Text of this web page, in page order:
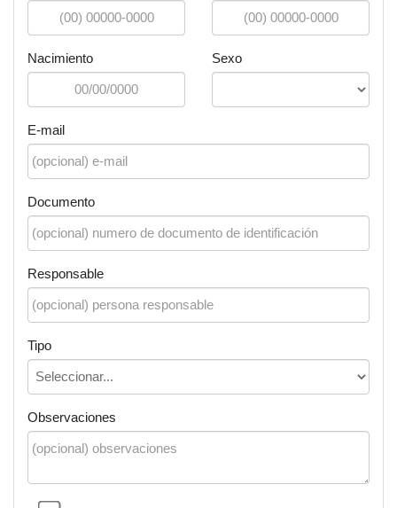
Nacimiento Sexo
E-mail
Documento
Responsable
Tipo
Observaciones